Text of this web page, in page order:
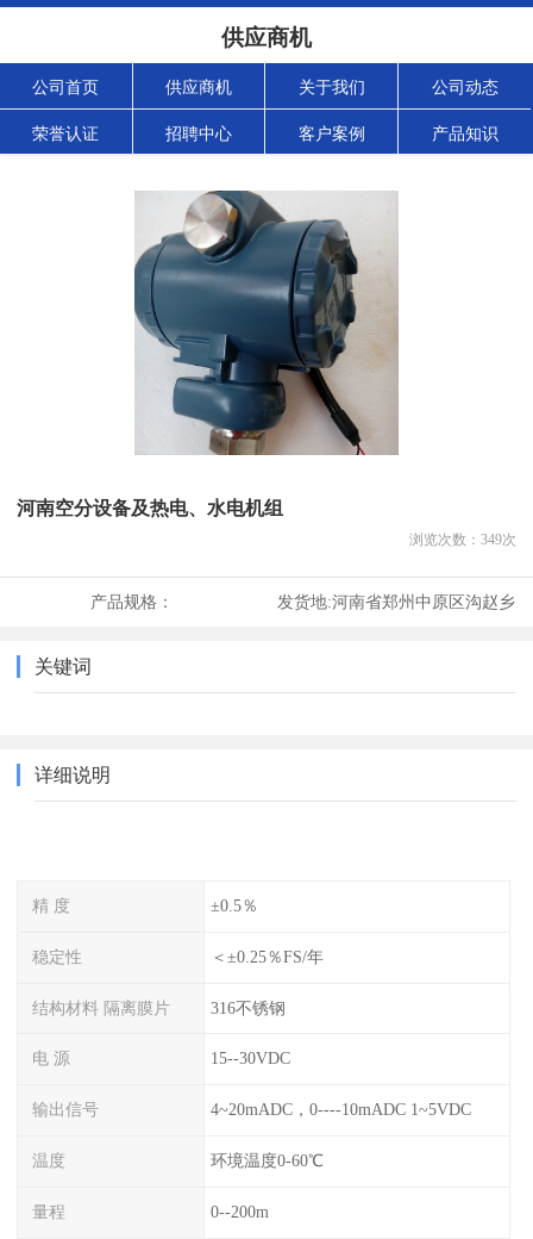
供应商机
公司首页 供应商机 关于我们 公司动态
荣誉认证 招聘中心 客户案例 产品知识
河南空分设备及热电、水电机组
浏览次数： 349次
产品规格： 发货地:河南省郑州中原区沟赵乡
关键词
详细说明
精 度 ±0.5％
稳定性 ＜±0.25％FS/年
结构材料 隔离膜片 316不锈钢
电 源 15--30VDC
输出信号 4~20mADC，0----10mADC 1~5VDC
温度 环境温度0-60℃
量程 0--200m